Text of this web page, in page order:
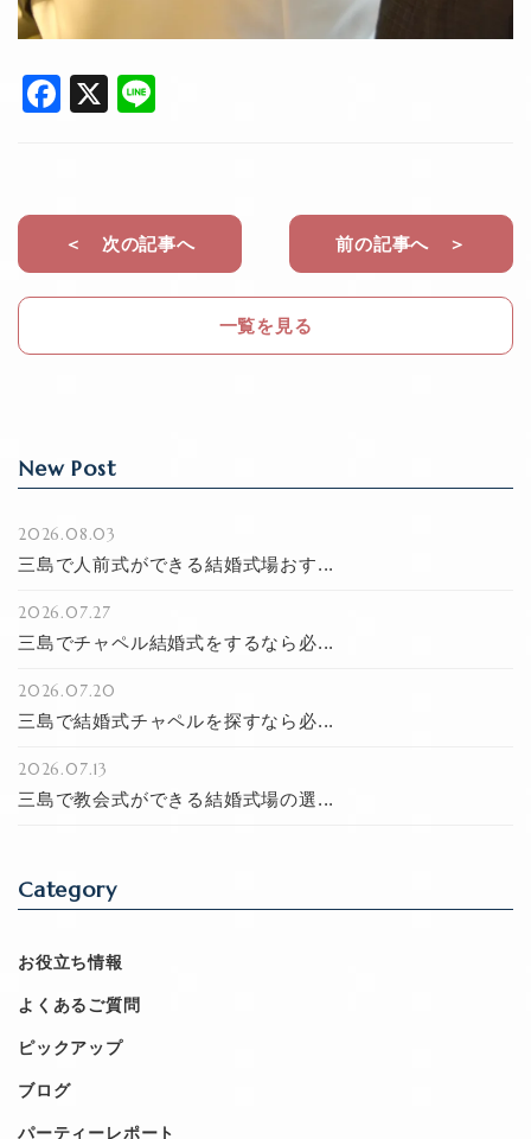
F
e
b
o
k
X
＜ 次の記事へ
一覧を見る
前の記事へ ＞
New Post
2026.08.03
三島で人前式ができる結婚式場おす...
2026.07.27
三島でチャペル結婚式をするなら必...
2026.07.20
三島で結婚式チャペルを探すなら必...
2026.07.13
三島で教会式ができる結婚式場の選...
Category
お役立ち情報
よくあるご質問
ピックアップ
ブログ
パーティーレポート